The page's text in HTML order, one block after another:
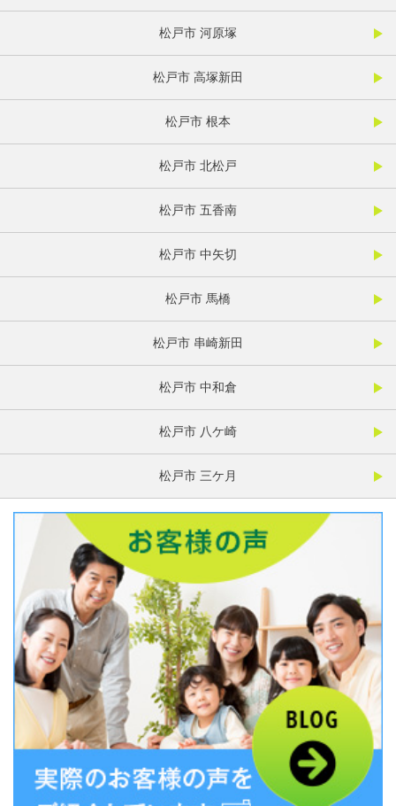
松戸市 河原塚
松戸市 高塚新田
松戸市 根本
松戸市 北松戸
松戸市 五香南
松戸市 中矢切
松戸市 馬橋
松戸市 串崎新田
松戸市 中和倉
松戸市 八ケ崎
松戸市 三ケ月